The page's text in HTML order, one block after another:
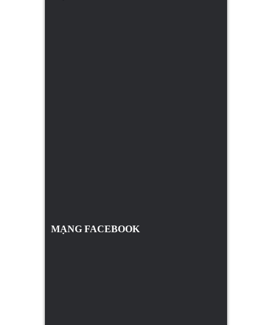
MẠNG FACEBOOK